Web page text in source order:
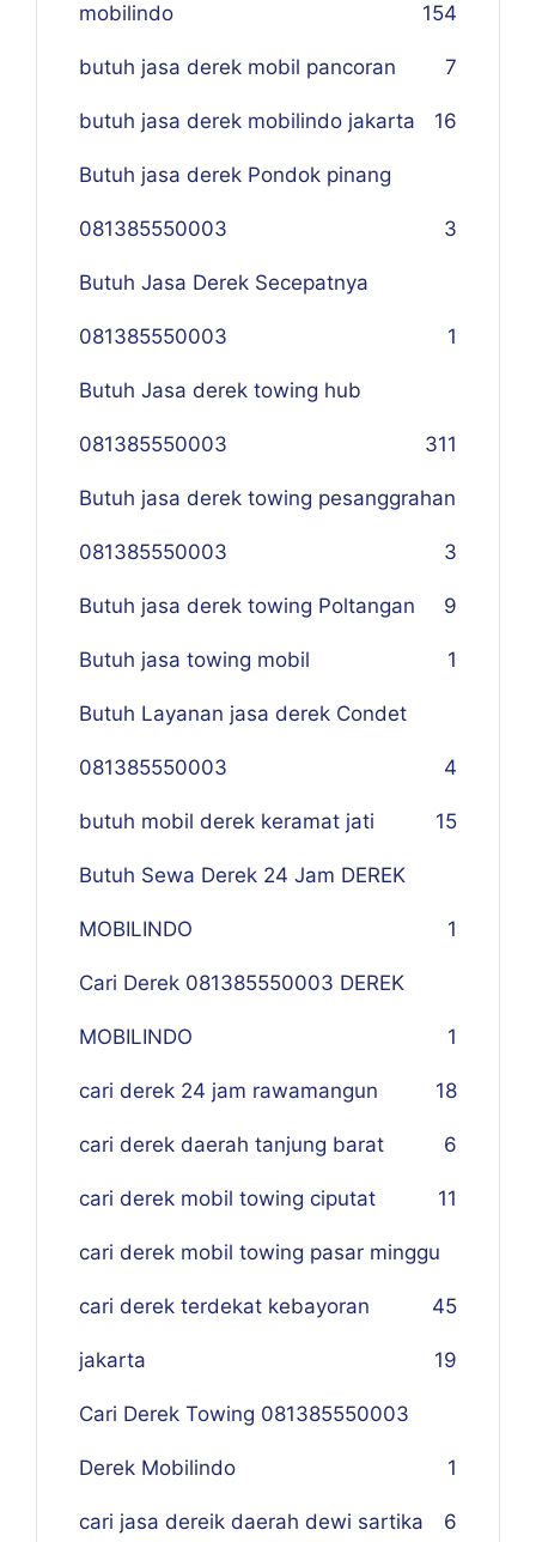
mobilindo 154
butuh jasa derek mobil pancoran 7
butuh jasa derek mobilindo jakarta 16
Butuh jasa derek Pondok pinang
081385550003 3
Butuh Jasa Derek Secepatnya
081385550003 1
Butuh Jasa derek towing hub
081385550003 311
Butuh jasa derek towing pesanggrahan
081385550003 3
Butuh jasa derek towing Poltangan 9
Butuh jasa towing mobil 1
Butuh Layanan jasa derek Condet
081385550003 4
butuh mobil derek keramat jati 15
Butuh Sewa Derek 24 Jam DEREK
MOBILINDO 1
Cari Derek 081385550003 DEREK
MOBILINDO 1
cari derek 24 jam rawamangun 18
cari derek daerah tanjung barat 6
cari derek mobil towing ciputat 11
cari derek mobil towing pasar minggu
45
cari derek terdekat kebayoran
jakarta 19
Cari Derek Towing 081385550003
Derek Mobilindo 1
cari jasa dereik daerah dewi sartika 6